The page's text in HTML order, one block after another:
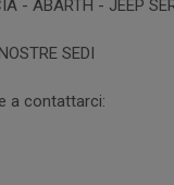
- ABARTH - JEEP
SEDI
a contattarci: